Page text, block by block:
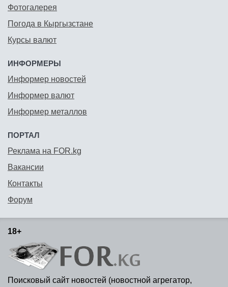
Фотогалерея
Погода в Кыргызстане
Курсы валют
ИНФОРМЕРЫ
Информер новостей
Информер валют
Информер металлов
ПОРТАЛ
Реклама на FOR.kg
Вакансии
Контакты
Форум
18+
Поисковый сайт новостей (новостной агрегатор,